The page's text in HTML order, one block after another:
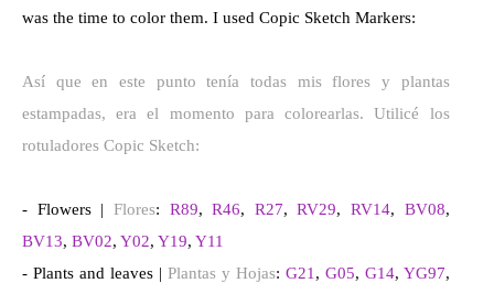
was the time to color them. I used Copic Sketch Markers:
Así que en este punto tenía todas mis flores y plantas
estampadas, era el momento para colorearlas. Utilicé los
rotuladores Copic Sketch:
- Flowers | Flores: R89,R46, R27,RV29, RV14, BV08,
BV13, BV02, Y02, Y19, Y11
- Plants and leaves | Plantas y Hojas: G21 , G05, G14, YG97,